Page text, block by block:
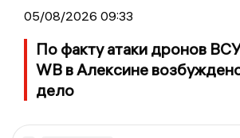
05/08/2026 09:33
По факту атаки дронов
WB в Алексине
дело